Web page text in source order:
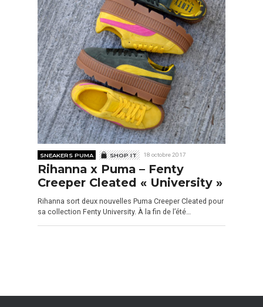
SNEAKERS PUMA SHOP IT 18 octobre 2017
Rihanna x Puma – Fenty
Creeper Cleated « University »
Rihanna sort deux nouvelles Puma Creeper Cleated pour
sa collection Fenty University. À la fin de l’été…